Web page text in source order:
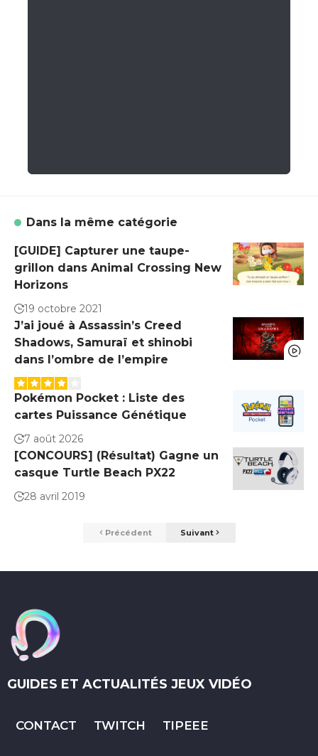
Dans la même catégorie
[GUIDE] Capturer une taupe-
grillon dans Animal Crossing New
Horizons
19 octobre 2021
J’ai joué à Assassin’s Creed
Shadows, Samuraï et shinobi
dans l’ombre de l’empire
Pokémon Pocket : Liste des
cartes Puissance Génétique
7 août 2026
[CONCOURS] (Résultat) Gagne un
casque Turtle Beach PX22
28 avril 2019
Précédent Suivant
GUIDES ET ACTUALITÉS JEUX VIDÉO
CONTACT TWITCH TIPEEE